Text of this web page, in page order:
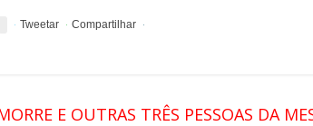
E OUTRAS TRÊS PESSOAS DA